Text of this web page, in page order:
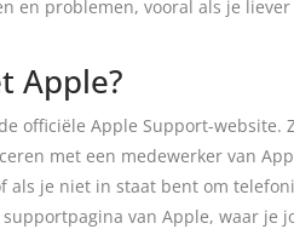
en problemen, vooral als je
Apple?
officiële Apple Support-website.
met een medewerker van
je niet in staat bent om
van Apple, waar je